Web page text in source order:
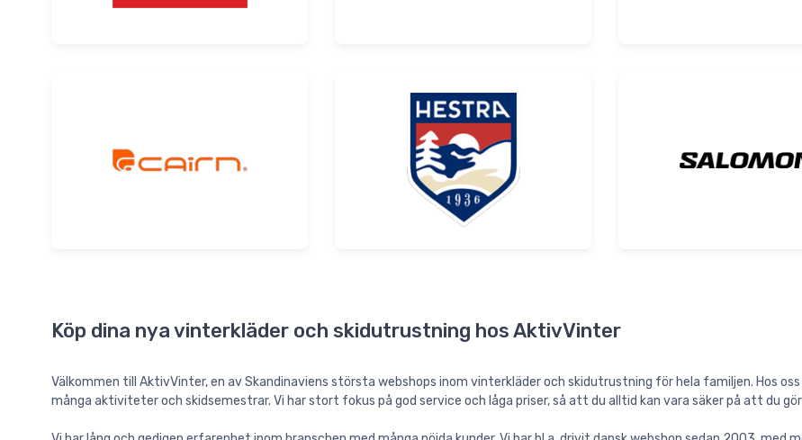
Köp dina nya vinterkläder och skidutrustning hos AktivVinter
Välkommen till AktivVinter, en av Skandinaviens största webshops inom vinterkläder och skidutrustning för hela familjen. Hos
många aktiviteter och skidsemestrar. Vi har stort fokus på god service och låga priser, så att du alltid kan vara säker på att du